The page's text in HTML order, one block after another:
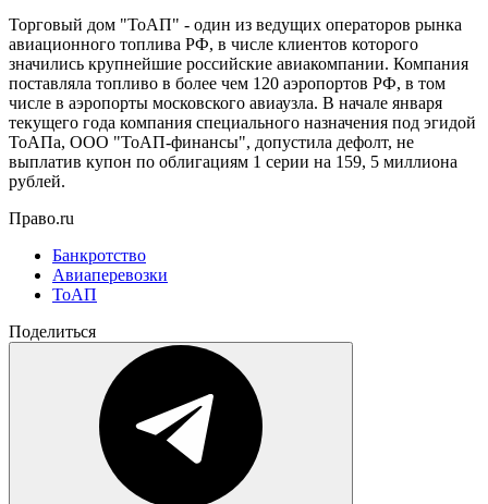
Торговый дом "ТоАП" - один из ведущих операторов рынка
авиационного топлива РФ, в числе клиентов которого
значились крупнейшие российские авиакомпании. Компания
поставляла топливо в более чем 120 аэропортов РФ, в том
числе в аэропорты московского авиаузла. В начале января
текущего года компания специального назначения под эгидой
ТоАПа, ООО "ТоАП-финансы", допустила дефолт, не
выплатив купон по облигациям 1 серии на 159, 5 миллиона
рублей.
Право.ru
Банкротство
Авиаперевозки
ТоАП
Поделиться